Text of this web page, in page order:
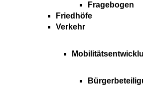
Fragebogen
Friedhöfe
Verkehr